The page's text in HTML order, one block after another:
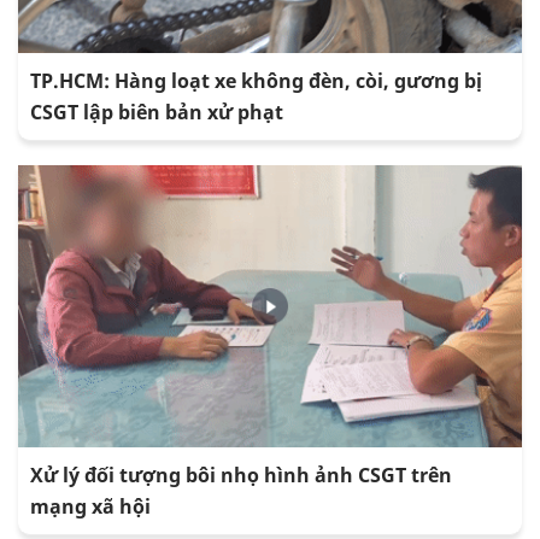
TP.HCM: Hàng loạt xe không đèn, còi, gương bị
CSGT lập biên bản xử phạt
Xử lý đối tượng bôi nhọ hình ảnh CSGT trên
mạng xã hội